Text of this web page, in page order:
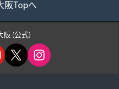
阪Topへ
（公式）